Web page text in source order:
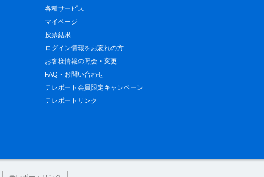
各種サービス
マイページ
投票結果
ログイン情報をお忘れの方
お客様情報の照会・変更
FAQ・お問い合わせ
テレボート会員限定キャンペーン
テレボートリンク